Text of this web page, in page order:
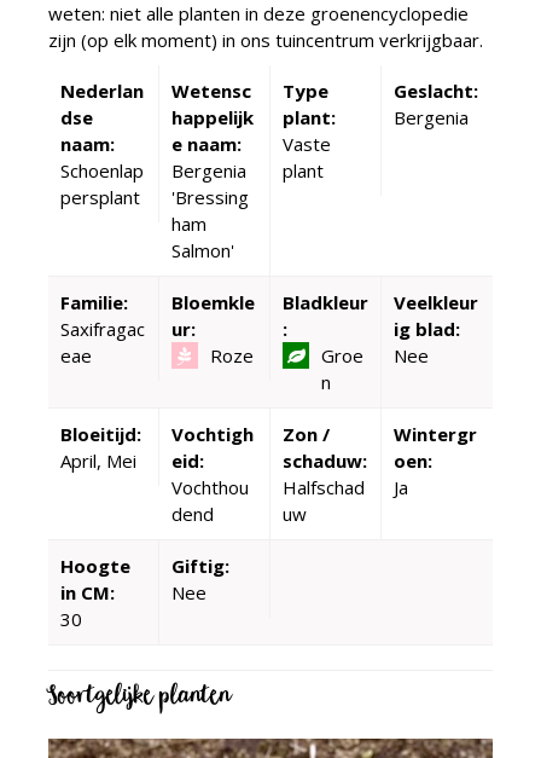
weten: niet alle planten in deze groenencyclopedie
zijn (op elk moment) in ons tuincentrum verkrijgbaar.
Nederlan
dse
naam:
Schoenlap
persplant
Wetensc
happelijk
e naam:
Bergenia
'Bressing
ham
Salmon'
Type
plant:
Vaste
plant
Geslacht:
Bergenia
Familie:
Saxifragac
eae
Bloemkle
ur:
Roze
Bladkleur
:
Groe
n
Veelkleur
ig blad:
Nee
Bloeitijd:
April, Mei
Vochtigh
eid:
Vochthou
dend
Zon /
schaduw:
Halfschad
uw
Wintergr
oen:
Ja
Hoogte
in CM:
30
Giftig:
Nee
Soortgelijke planten